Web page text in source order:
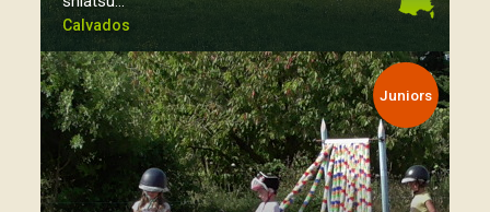
Calvados
Juniors